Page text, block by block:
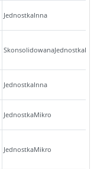
JednostkaInna
JednostkaInna
JednostkaMikro
JednostkaMikro